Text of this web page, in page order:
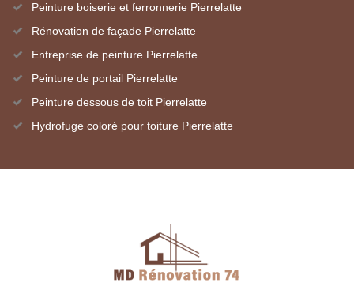
Peinture boiserie et ferronnerie Pierrelatte
Rénovation de façade Pierrelatte
Entreprise de peinture Pierrelatte
Peinture de portail Pierrelatte
Peinture dessous de toit Pierrelatte
Hydrofuge coloré pour toiture Pierrelatte